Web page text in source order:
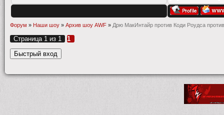
Форум » Наши шоу » Архив шоу AWF » Дрю МакИнтайр против Коди Роудса
Страница 1 из 1 1